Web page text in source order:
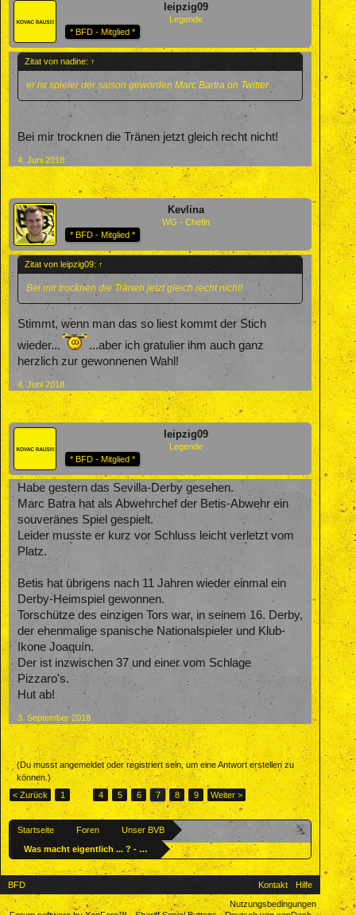
leipzig09
Legende
* BFD - Mitglied *
Zitat von nadine: ↑
er ist spieler der saison geworden Marc Bartra on Twitter
Bei mir trocknen die Tränen jetzt gleich recht nicht!
4. Juni 2018
Kevlina
WG - Chefin
* BFD - Mitglied *
Zitat von leipzig09: ↑
Bei mir trocknen die Tränen jetzt gleich recht nicht!
Stimmt, wenn man das so liest kommt der Stich
wieder...
...aber ich gratulier ihm auch ganz
herzlich zur gewonnenen Wahl!
4. Juni 2018
leipzig09
Legende
* BFD - Mitglied *
Habe gestern das Sevilla-Derby gesehen.
Marc Batra hat als Abwehrchef der Betis-Abwehr ein
souveränes Spiel gespielt.
Leider musste er kurz vor Schluss leicht verletzt vom
Platz.
Betis hat übrigens nach 11 Jahren wieder einmal ein
Derby-Heimspiel gewonnen.
Torschütze des einzigen Tors war, in seinem 16. Derby,
der ehenmalige spanische Nationalspieler und Klub-
Ikone Joaquín.
Der ist inzwischen 37 und einer vom Schlage
Pizzaro's.
Hut ab!
3. September 2018
(Du musst angemeldet oder registriert sein, um eine Antwort erstellen zu
können.)
< Zurück
1 ← 4 5 6 7 8 9 Weiter >
Startseite Foren
Unser BVB
Was macht eigentlich ... ? - Ehemalige BVBler
BFD Kontakt
Hilfe
Nutzungsbedingungen